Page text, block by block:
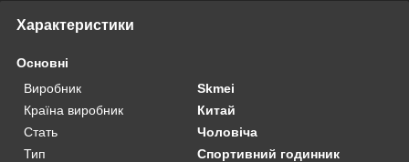
Характеристики
Основні
Виробник
Skmei
Країна виробник
Китай
Стать
Чоловіча
Тип
Спортивний годинник